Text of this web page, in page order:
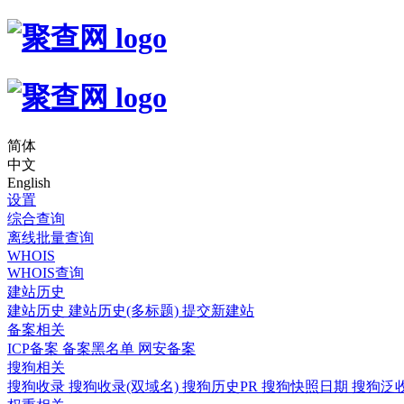
简体
中文
English
设置
综合查询
离线批量查询
WHOIS
WHOIS查询
建站历史
建站历史 建站历史(多标题) 提交新建站
备案相关
ICP备案 备案黑名单 网安备案
搜狗相关
搜狗收录 搜狗收录(双域名) 搜狗历史PR 搜狗快照日期 搜狗泛